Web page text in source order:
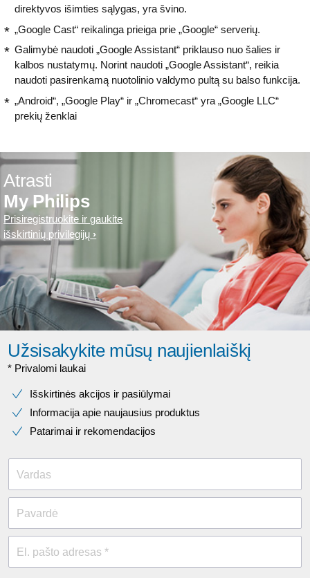
direktyvos išimties sąlygas, yra švino.
„Google Cast“ reikalinga prieiga prie „Google“ serverių.
Galimybė naudoti „Google Assistant“ priklauso nuo šalies ir
kalbos nustatymų. Norint naudoti „Google Assistant“, reikia
naudoti pasirenkamą nuotolinio valdymo pultą su balso funkcija.
„Android“, „Google Play“ ir „Chromecast“ yra „Google LLC“
prekių ženklai
Atrasti
My Philips
Prisiregistruokite ir gaukite
išskirtinių privilegijų
Užsisakykite mūsų naujienlaiškį
* Privalomi laukai​
Išskirtinės akcijos ir pasiūlymai
Informacija apie naujausius produktus
Patarimai ir rekomendacijos
Vardas
Pavardė
El. pašto adresas *